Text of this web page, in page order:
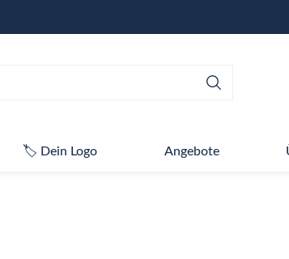
🏷️ Dein Logo Angebote